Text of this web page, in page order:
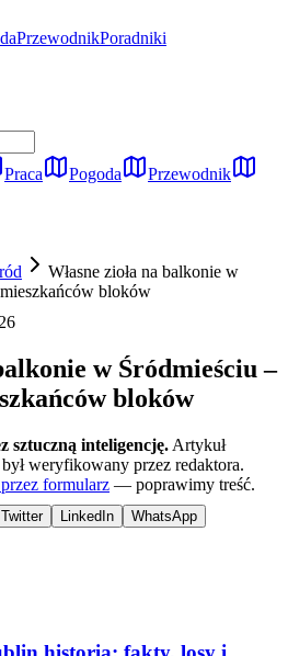
PrzewodnikPoradniki
Praca Pogoda
Przewodnik
Własne zioła na balkonie w
bloków
w Śródmieściu –
bloków
sztuczną inteligencję. Artykuł
weryfikowany przez redaktora.
przez formularz — poprawimy treść.
Twitter LinkedIn WhatsApp